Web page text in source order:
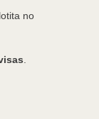
no